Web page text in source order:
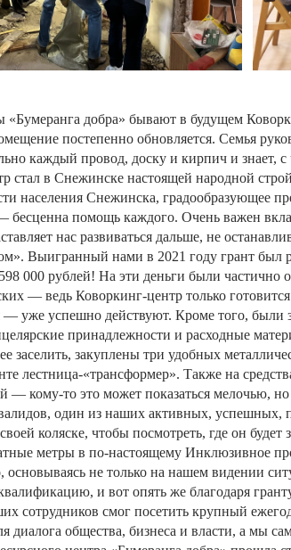
«Бумеранга добра» бывают в будущем
постепенно обновляется. Семья
каждый провод, доску и кирпич и знает, с
стал в Снежинске настоящей народной
населения Снежинска, градообразующее
бесценна помощь каждого. Очень важен
нас развиваться дальше, не
». Выигранный нами в 2021 году грант был
598 000 рублей! На эти деньги были частично
— ведь Коворкинг-центр только готовится
— уже успешно действуют. Кроме того, были
принадлежности и расходные
заселить, закуплены три удобных
лестница-«трансформер». Также на
— кому-то это может показаться мелочью, но
, один из наших активных, успешных,
своей коляске, чтобы посмотреть, где он будет
метры в по-настоящему Инклюзивное
, основываясь не только на нашем видении
, и вот опять же благодаря
сотрудников смог посетить крупный
диалога общества, бизнеса и власти, а мы